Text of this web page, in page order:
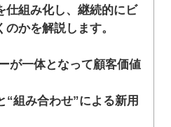
仕組み化し、継続的にビ
かを解説します。
が一体となって顧客価値
“組み合わせ”による新用